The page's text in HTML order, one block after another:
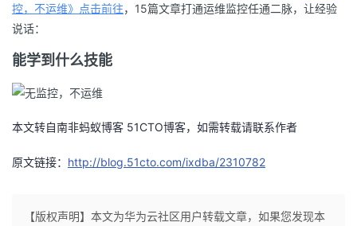
控，不运维》点击前往，15篇文章打通运维监控任通二脉，让经验
说话：
能学到什么技能
本文转自南非蚂蚁博客 51CTO博客，如需转载请联系作者
原文链接： http://blog.51cto.com/ixdba/2310782
【版权声明】本文为华为云社区用户转载文章，如果您发现本